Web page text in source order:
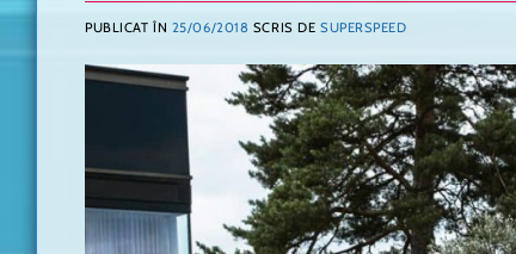
PUBLICAT ÎN 25/06/2018 SCRIS DE SUPERSPEED